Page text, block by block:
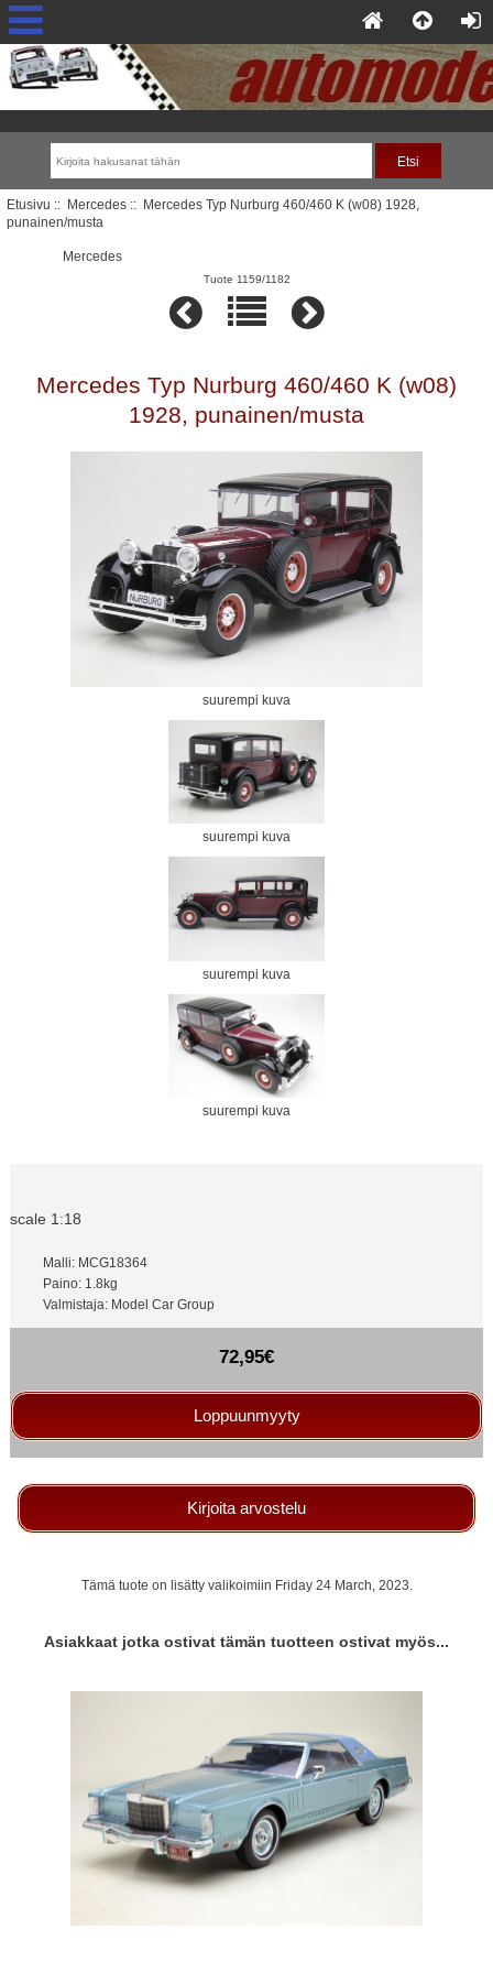
Etusivu :: Mercedes:: Mercedes Typ Nurburg 460/460 K (w08) 1928,
punainen/musta
Mercedes
Tuote 1159/1182
Mercedes Typ Nurburg 460/460 K (w08)
1928, punainen/musta
suurempi kuva
suurempi kuva
suurempi kuva
suurempi kuva
scale 1:18
Malli: MCG18364
Paino: 1.8kg
Valmistaja: Model Car Group
72,95€
Loppuunmyyty
Kirjoita arvostelu
Tämä tuote on lisätty valikoimiin Friday 24 March, 2023.
Asiakkaat jotka ostivat tämän tuotteen ostivat myös...